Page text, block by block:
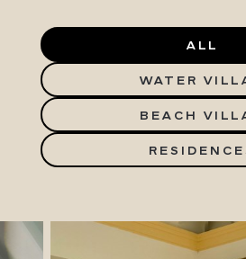
ALL
WATER
BEACH